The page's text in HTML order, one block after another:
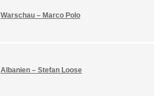
Warschau – Marco Polo
Albanien – Stefan Loose